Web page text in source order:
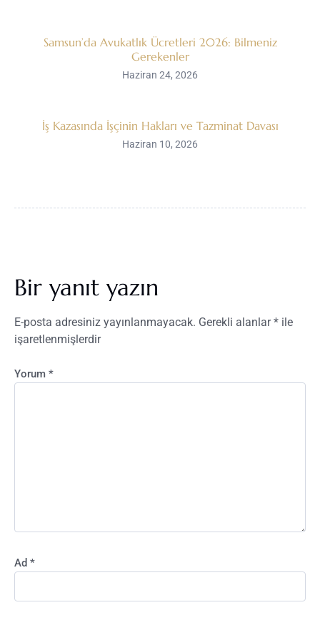
Samsun’da Avukatlık Ücretleri 2026: Bilmeniz
Gerekenler
Haziran 24, 2026
İş Kazasında İşçinin Hakları ve Tazminat Davası
Haziran 10, 2026
Bir yanıt yazın
E-posta adresiniz yayınlanmayacak. Gerekli alanlar* ile
işaretlenmişlerdir
Yorum *
Ad *